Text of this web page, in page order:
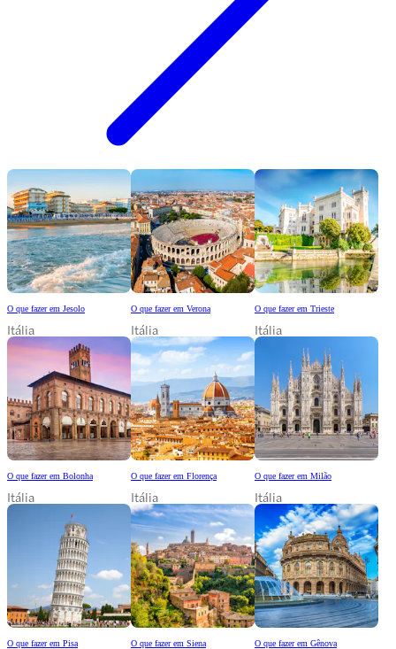
O que fazer em Jesolo
Itália
O que fazer em Verona
Itália
O que fazer em Trieste
Itália
O que fazer em Bolonha
Itália
O que fazer em Florença
Itália
O que fazer em Milão
Itália
O que fazer em Pisa O que fazer em Siena O que fazer em Gênova